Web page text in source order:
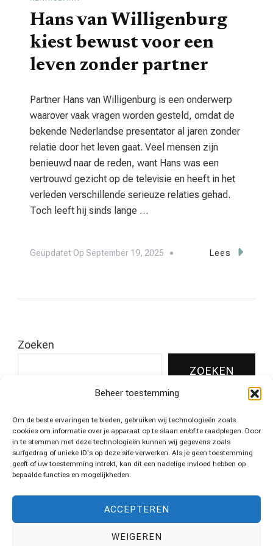
Beheer toestemming
Om de beste ervaringen te bieden, gebruiken wij technologieën zoals
cookies om informatie over je apparaat op te slaan en/of te raadplegen. Door
in te stemmen met deze technologieën kunnen wij gegevens zoals
surfgedrag of unieke ID's op deze site verwerken. Als je geen toestemming
geeft of uw toestemming intrekt, kan dit een nadelige invloed hebben op
bepaalde functies en mogelijkheden.
ACCEPTEREN
WEIGEREN
Hans van Willigenburg
kiest bewust voor een
leven zonder partner
Partner Hans van Willigenburg is een onderwerp
waarover vaak vragen worden gesteld, omdat de
bekende Nederlandse presentator al jaren zonder
relatie door het leven gaat. Veel mensen zijn
benieuwd naar de reden, want Hans was een
vertrouwd gezicht op de televisie en heeft in het
verleden verschillende serieuze relaties gehad.
Toch leeft hij sinds lange …
Geüpdatet Op September 19, 2025 Lees
Zoeken
ZOEKEN
Leukste pins voor jouw huis!
Algemene voorwaarden
Disclaimer